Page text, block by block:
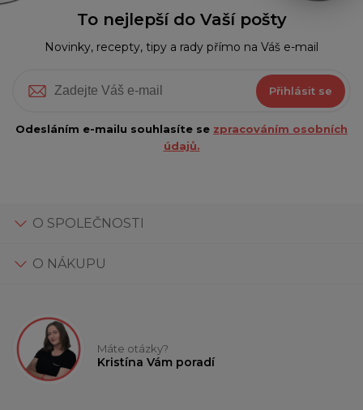
To nejlepší do Vaší pošty
Novinky, recepty, tipy a rady přímo na Váš e-mail
Přihlásit se
Odesláním e-mailu souhlasíte se zpracováním osobních
údajů.
O SPOLEČNOSTI
O NÁKUPU
Máte otázky?
Kristína Vám poradí